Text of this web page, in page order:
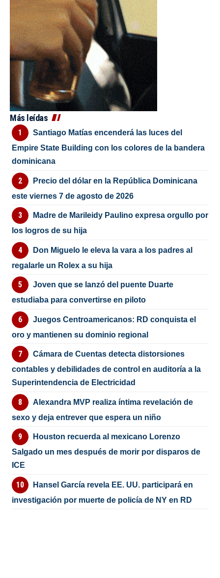
Más leídas
Santiago Matías encenderá las luces del
Empire State Building con los colores de la bandera
dominicana
Precio del dólar en la República Dominicana
este viernes 7 de agosto de 2026
Madre de Marileidy Paulino expresa orgullo por
los logros de su hija
Don Miguelo le eleva la vara a los padres al
regalarle un Rolex a su hija
Joven que se lanzó del puente Duarte
estudiaba para convertirse en piloto
Juegos Centroamericanos: RD conquista el
oro y mantienen su dominio regional
Cámara de Cuentas detecta distorsiones
contables y debilidades de control en auditoría a la
Superintendencia de Electricidad
Alexandra MVP realiza íntima revelación de
sexo y deja entrever que espera un niño
Houston recuerda al mexicano Lorenzo
Salgado un mes después de morir por disparos de
ICE
Hansel García revela EE. UU. participará en
investigación por muerte de policía de NY en RD